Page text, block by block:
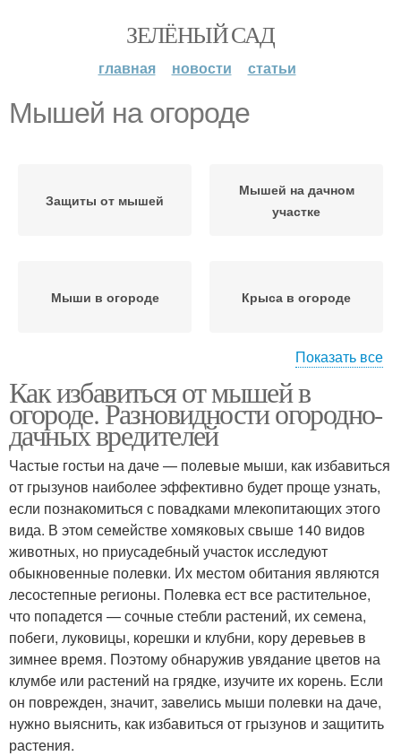
ЗЕЛЁНЫЙ САД
главная новости статьи
Мышей на огороде
Защиты от мышей
Мышей на дачном
участке
Мыши в огороде Крыса в огороде
Мышь в огороде
Показать все
Как избавиться от мышей в
огороде. Разновидности огородно-
дачных вредителей
Частые гостьи на даче — полевые мыши, как избавиться
от грызунов наиболее эффективно будет проще узнать,
если познакомиться с повадками млекопитающих этого
вида. В этом семействе хомяковых свыше 140 видов
животных, но приусадебный участок исследуют
обыкновенные полевки. Их местом обитания являются
лесостепные регионы. Полевка ест все растительное,
что попадется — сочные стебли растений, их семена,
побеги, луковицы, корешки и клубни, кору деревьев в
зимнее время. Поэтому обнаружив увядание цветов на
клумбе или растений на грядке, изучите их корень. Если
он поврежден, значит, завелись мыши полевки на даче,
нужно выяснить, как избавиться от грызунов и защитить
растения.